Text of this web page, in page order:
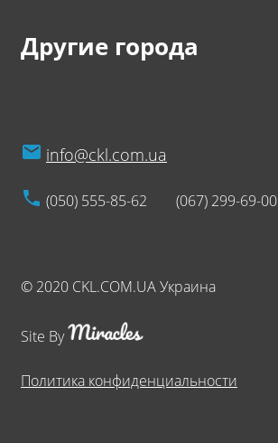
Другие города
info@ckl.com.ua
(050) 555-85-62 (067) 299-69-00
© 2020 CKL.COM.UA Украина
Site By
Политика конфиденциальности